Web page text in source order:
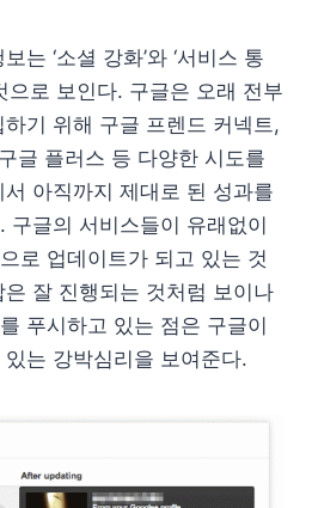
는 ‘소셜 강화’와 ‘서비스 통
으로 보인다. 구글은 오래 전부
기 위해 구글 프렌드 커넥트,
글 플러스 등 다양한 시도를
아직까지 제대로 된 성과를
구글의 서비스들이 유래없이
로 업데이트가 되고 있는 것
잘 진행되는 것처럼 보이나
푸시하고 있는 점은 구글이
는 강박심리을 보여준다.